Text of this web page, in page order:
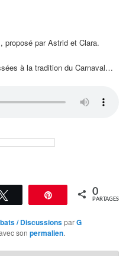
proposé par Astrid et Clara.
à la tradition du Carnaval…
Tweetez Épingle 0
PARTAGES
/ DiscussionsparG
sonpermalien.